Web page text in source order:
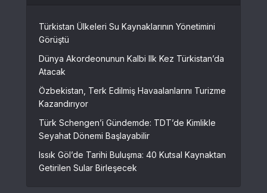
Türkistan Ülkeleri Su Kaynaklarının Yönetimini
Görüştü
Dünya Akordeonunun Kalbi Ilk Kez Türkistan’da
Atacak
Özbekistan, Terk Edilmiş Havaalanlarını Turizme
Kazandırıyor
Türk Schengen’i Gündemde: TDT’de Kimlikle
Seyahat Dönemi Başlayabilir
Issık Göl’de Tarihi Buluşma: 40 Kutsal Kaynaktan
Getirilen Sular Birleşecek